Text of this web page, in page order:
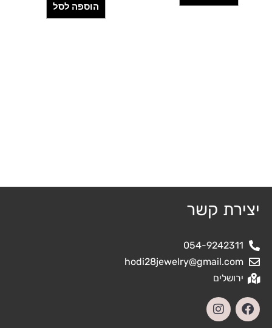
הוספה לסל
יצירת קשר
054-9242311
hodi28jewelry@gmail.com
ירושלים
F
a
I
n